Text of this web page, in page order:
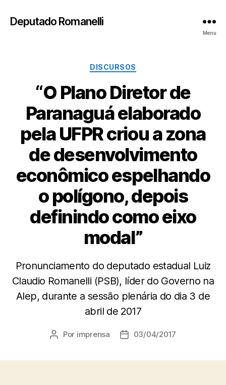
Deputado Romanelli
Menu
Categorias
DISCURSOS
“O Plano Diretor de
Paranaguá elaborado
pela UFPR criou a zona
de desenvolvimento
econômico espelhando
o polígono, depois
definindo como eixo
modal”
Pronunciamento do deputado estadual Luiz
Claudio Romanelli (PSB), líder do Governo na
Alep, durante a sessão plenária do dia 3 de
abril de 2017
Autor
Por imprensa
Data03/04/2017